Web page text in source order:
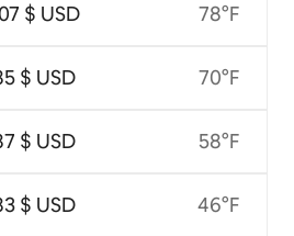
$ USD
$ USD
$ USD
$ USD
78°F
70°F
58°F
46°F